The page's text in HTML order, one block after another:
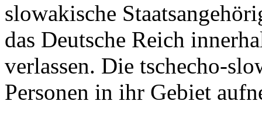
slowakische
das Deutsche Reich
verlassen. Die tschecho-
Personen in ihr Gebiet